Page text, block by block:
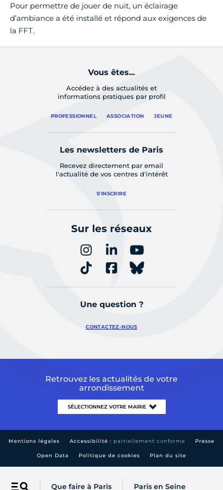
Que faire à Paris Paris en Seine
Pour permettre de jouer de nuit, un éclairage
d’ambiance a été installé et répond aux exigences de
la FFT.
Vous êtes...
Accédez à des actualités et
informations pratiques par profil
PROFESSIONNEL ASSOCIATION JEUNE
Les newsletters de Paris
Recevez directement par email
l'actualité de vos centres d'intérêt
S'INSCRIRE
Sur les réseaux
Une question ?
CONTACTEZ-NOUS
Retrouvez les actualités de votre
arrondissement
Mentions légales Accessibilité : partiellement conforme Presse
Open Data Politique de cookies Plan du site